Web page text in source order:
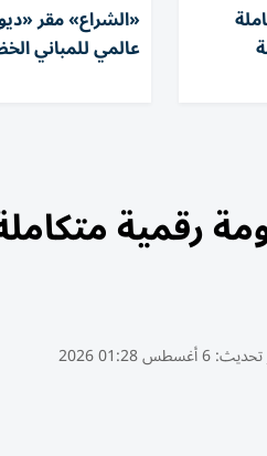
«الشراع» مقر
عالمي للمباني
رقمية
تحديث:6 أغسطس 01:28 2026